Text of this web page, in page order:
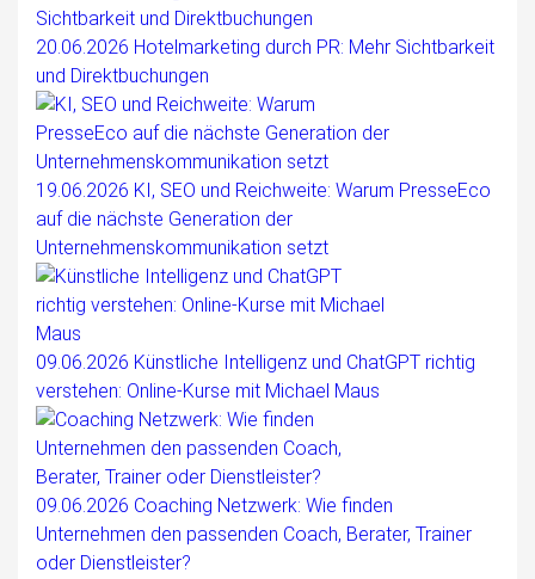
20.06.2026 Hotelmarketing durch PR: Mehr Sichtbarkeit
und Direktbuchungen
19.06.2026 KI, SEO und Reichweite: Warum PresseEco
auf die nächste Generation der
Unternehmenskommunikation setzt
09.06.2026 Künstliche Intelligenz und ChatGPT richtig
verstehen: Online-Kurse mit Michael Maus
09.06.2026 Coaching Netzwerk: Wie finden
Unternehmen den passenden Coach, Berater, Trainer
oder Dienstleister?